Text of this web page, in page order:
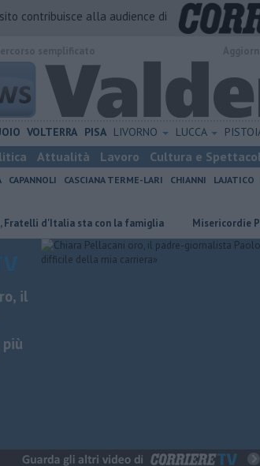
contribuisce alla audience di
VOLTERRA PISA LIVORNO LUCCA
Attualità Lavoro Cultura e
CAPANNOLI CASCIANA TERME-LARI CHIANNI LAJATICO
sta con la famiglia Misericordie Pisane,
il